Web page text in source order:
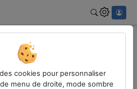
cookies pour personnaliser
de menu de droite, mode sombre